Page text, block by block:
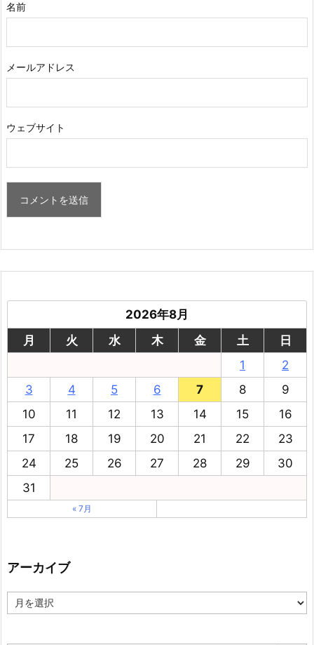
名前
メールアドレス
ウェブサイト
2026年8月
月
火 水 木 金 土
日
1
2
3
4 5 6 7 8
9
10
11 12 13 14 15
16
17
18 19 20 21 22
23
24
25 26 27 28 29
30
31
« 7月
アーカイブ
ー